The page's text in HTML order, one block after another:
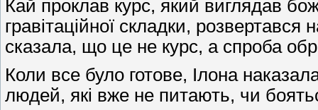
Кай проклав курс, який виглядав
гравітаційної складки,
сказала, що це не курс, а спроба
Коли все було готове, Ілона
людей, які вже не питають, чи